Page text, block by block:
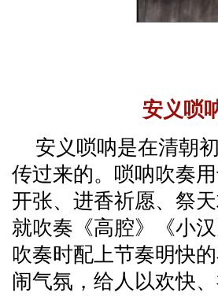
安义唢
安义唢呐是在清朝
传过来的。唢呐吹奏
开张、进香祈愿、祭
就吹奏《高腔》《小
吹奏时配上节奏明快
闹气氛，给人以欢快